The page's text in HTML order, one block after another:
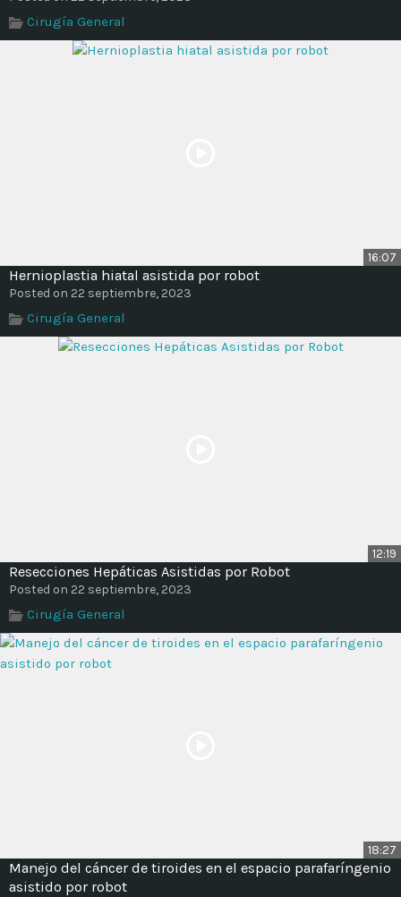
Cirugía General
16:07
Hernioplastia hiatal asistida por robot
Posted on 22 septiembre, 2023
Cirugía General
12:19
Resecciones Hepáticas Asistidas por Robot
Posted on 22 septiembre, 2023
Cirugía General
18:27
Manejo del cáncer de tiroides en el espacio parafaríngenio
asistido por robot